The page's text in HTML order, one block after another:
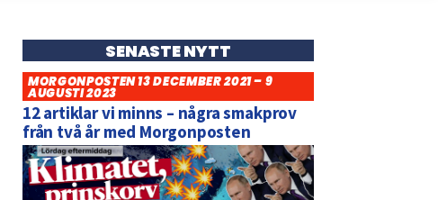
SENASTE NYTT
MORGONPOSTEN 13 DECEMBER 2021 – 9
AUGUSTI 2023
12 artiklar vi minns – några smakprov
från två år med Morgonposten